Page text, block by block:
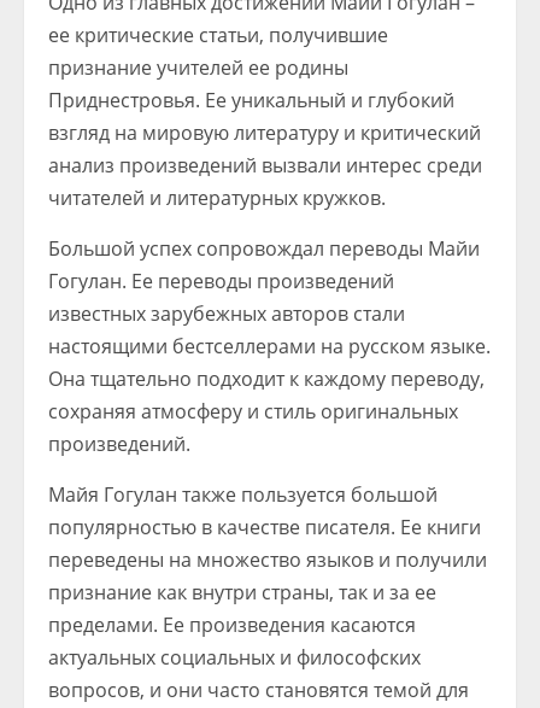
ее критические статьи, получившие
признание учителей ее родины
Приднестровья. Ее уникальный и глубокий
взгляд на мировую литературу и критический
анализ произведений вызвали интерес среди
читателей и литературных кружков.
Большой успех сопровождал переводы Майи
Гогулан. Ее переводы произведений
известных зарубежных авторов стали
настоящими бестселлерами на русском языке.
Она тщательно подходит к каждому переводу,
сохраняя атмосферу и стиль оригинальных
произведений.
Майя Гогулан также пользуется большой
популярностью в качестве писателя. Ее книги
переведены на множество языков и получили
признание как внутри страны, так и за ее
пределами. Ее произведения касаются
актуальных социальных и философских
вопросов, и они часто становятся темой для